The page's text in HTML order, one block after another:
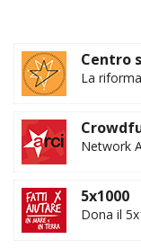
Centro
La
Network
5x1000
Dona il